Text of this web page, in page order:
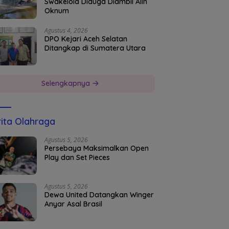
Oknum
Agustus 4, 2026
DPO Kejari Aceh Selatan
Ditangkap di Sumatera Utara
Selengkapnya
Olahraga
Agustus 5, 2026
Persebaya Maksimalkan Open
Play dan Set Pieces
Agustus 5, 2026
Dewa United Datangkan Winger
Anyar Asal Brasil